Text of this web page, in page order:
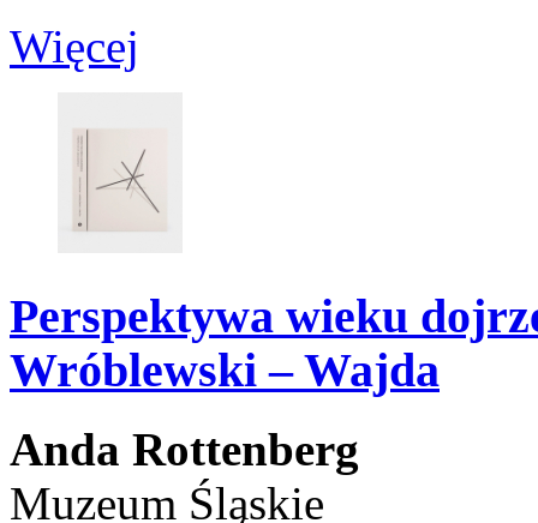
Więcej
Perspektywa wieku
Wróblewski – Wajda
Anda Rottenberg
Muzeum Śląskie